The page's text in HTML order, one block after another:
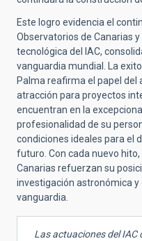
Este logro evidencia el
Observatorios de Canarias
tecnológica del IAC,
vanguardia mundial. La
Palma reafirma el papel del
atracción para proyectos
encuentran en la
profesionalidad de su
condiciones ideales para el
futuro. Con cada nuevo
Canarias refuerzan su
investigación astronómica
vanguardia.
Las actuaciones del IAC